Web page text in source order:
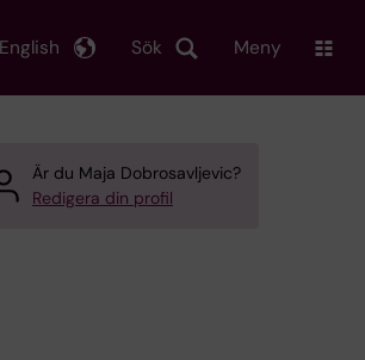
Sök
English Meny
Är du Maja Dobrosavljevic?
Redigera din profil